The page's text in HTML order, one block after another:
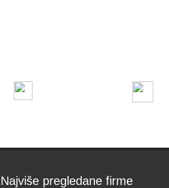
Najviše pregledane firme